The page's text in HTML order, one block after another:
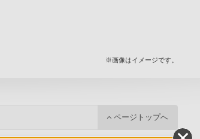
※画像はイメージです。
ページトップへ